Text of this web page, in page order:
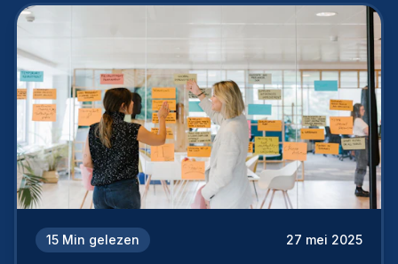
15 Min gelezen 27 mei 2025